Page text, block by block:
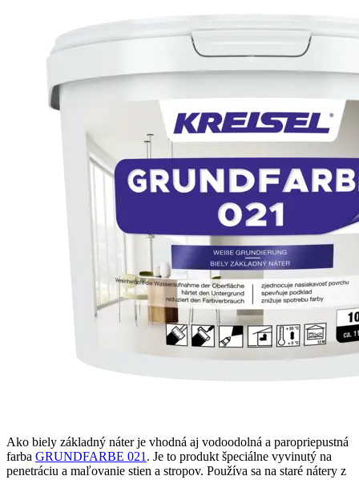
Ako biely základný náter je vhodná aj vodoodolná a paropriepustná
farba GRUNDFARBE 021 . Je to produkt špeciálne vyvinutý na
penetráciu a maľovanie stien a stropov. Používa sa na staré nátery z